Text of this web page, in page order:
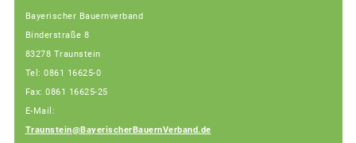
Bayerischer Bauernverband
Binderstraße 8
83278 Traunstein
Tel: 0861 16625-0
Fax: 0861 16625-25
E-Mail:
Traunstein@BayerischerBauernVerband.de